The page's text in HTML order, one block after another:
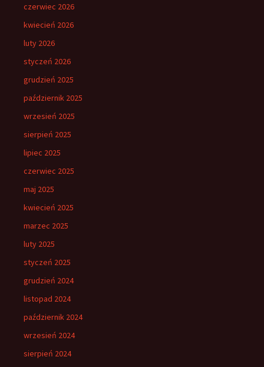
czerwiec 2026
kwiecień 2026
luty 2026
styczeń 2026
grudzień 2025
październik 2025
wrzesień 2025
sierpień 2025
lipiec 2025
czerwiec 2025
maj 2025
kwiecień 2025
marzec 2025
luty 2025
styczeń 2025
grudzień 2024
listopad 2024
październik 2024
wrzesień 2024
sierpień 2024